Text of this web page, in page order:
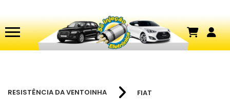
RESISTÊNCIA DA VENTOINHA FIAT